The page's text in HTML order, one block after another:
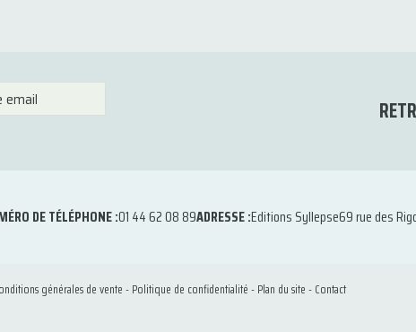
DE TÉLÉPHONE :01 44 62 08 89ADRESSE :Editions Syllepse69 rue des
générales de vente-Politique de confidentialité-Plan du site-Contact